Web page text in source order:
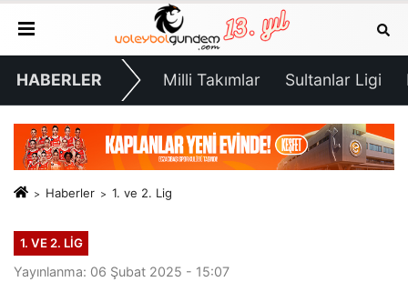
HABERLER Milli Takımlar Sultanlar Ligi
Haberler 1. ve 2. Lig
1. VE 2. LIG
Yayınlanma: 06 Şubat 2025 - 15:07